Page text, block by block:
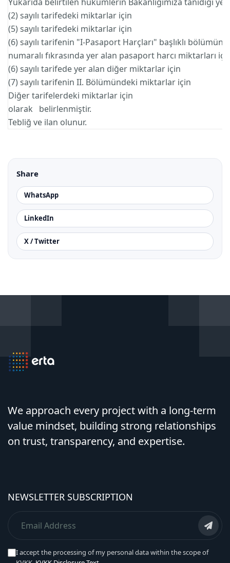
(2) sayılı tarifedeki
(5) sayılı tarifedeki
(6) sayılı tarifenin "I-Pasaport Harçları" başlıklı
numaralı fıkrasında yer alan pasaport
(6) sayılı tarifede yer alan diğer
(7) sayılı tarifenin II. Bölümündeki
Diğer tarifelerdeki
olarak belirlenmiştir.
Tebliğ ve ilan olunur.
Share
WhatsApp
LinkedIn
X / Twitter
We approach every project with a long-term
value mindset, building strong relationships
on trust, transparency, and expertise.
NEWSLETTER SUBSCRIPTION
I accept the processing of my personal data within the scope of